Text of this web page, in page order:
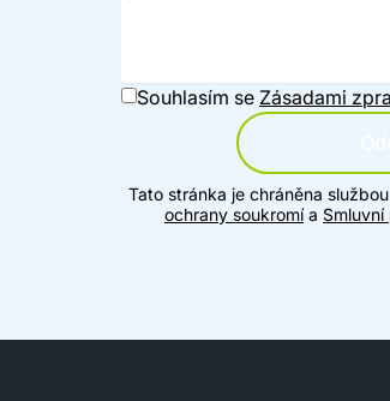
Souhlasím se Zásadami
Tato stránka je chráněna
ochrany soukromía